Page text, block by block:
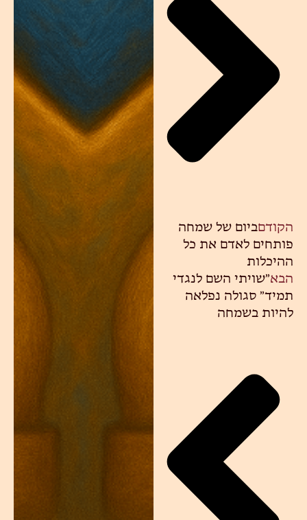
הקודםביום של שמחה
פותחים לאדם את כל
ההיכלות
הבא״שויתי השם לנגדי
תמיד״ סגולה נפלאה
להיות בשמחה